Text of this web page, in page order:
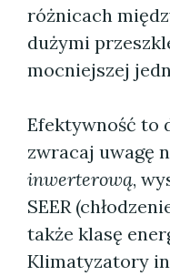
różnicach
dużymi
mocniejszej
Efektywność to
zwracaj uwagę
inwerterową,
SEER
także klasę
Klimatyzatory